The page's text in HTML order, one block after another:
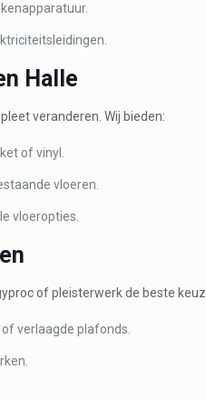
Halle
veranderen. Wij bieden:
of vinyl.
vloeren.
vloeropties.
of pleisterwerk de beste
verlaagde plafonds.